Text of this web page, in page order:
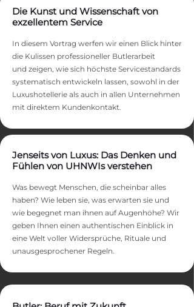
Die Kunst und Wissenschaft von
exzellentem Service
In diesem Vortrag werfen wir einen Blick hinter
die Kulissen professioneller Butlerarbeit
und zeigen, wie sich höchste Servicestandards
systematisch entwickeln lassen, sowohl in der
Luxushotellerie als auch in allen Unternehmen
mit direktem Kundenkontakt.
Jenseits von Luxus: Das Denken und
Fühlen von UHNWIs verstehen
Was bewegt Menschen, die scheinbar alles
haben? Wie leben sie, was erwarten sie und
wie begegnet man ihnen auf Augenhöhe? Wir
geben Ihnen einen authentischen Einblick in
eine Welt voller Widersprüche, Rituale und
unausgesprochener Regeln.